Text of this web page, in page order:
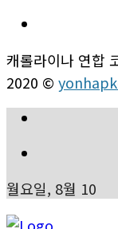
캐롤라이나 연합
2020 ©
월요일, 8월 10